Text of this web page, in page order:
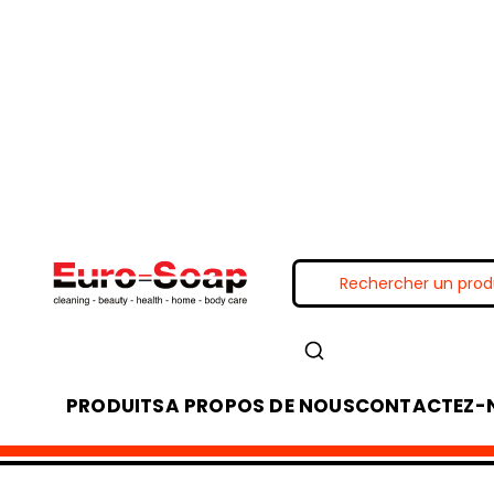
PRODUITSA PROPOS DE NOUSCONTACTEZ-